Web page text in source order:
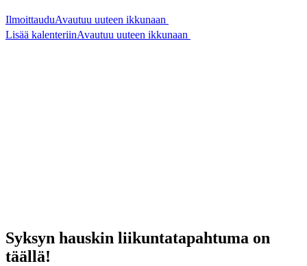
IlmoittauduAvautuu uuteen ikkunaan
Lisää kalenteriinAvautuu uuteen ikkunaan
Syksyn hauskin liikuntatapahtuma on
täällä!